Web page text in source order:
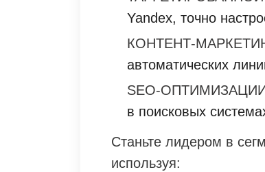
Yandex, точно
КОНТЕНТ-
автоматических
SEO-
в поисковых
Станьте лидером в
используя: